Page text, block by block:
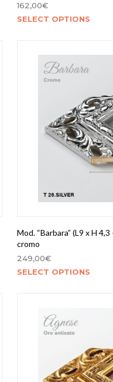
162,00€
SELECT OPTIONS
Mod. “Barbara” (L9 x H
cromo
249,00€
SELECT OPTIONS